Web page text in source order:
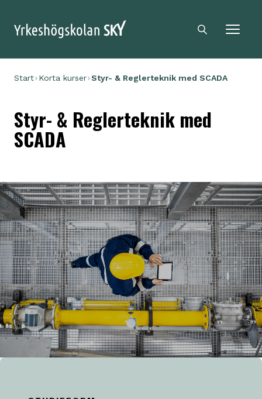
Sky logga
Sökikon
Start Korta kurser Styr- & Reglerteknik med SCADA
Styr- & Reglerteknik med
SCADA